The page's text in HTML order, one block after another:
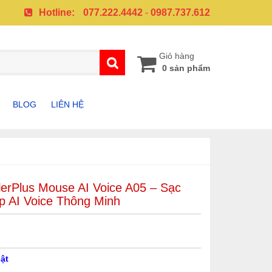
Hotline: 077.222.4442 - 0987.737.612
Giỏ hàng
0 sản phẩm
BLOG LIÊN HỆ
Mouse AI Voice A05 – Sạc
AI Voice Thông Minh